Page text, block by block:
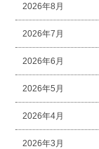
2026年8月
2026年7月
2026年6月
2026年5月
2026年4月
2026年3月